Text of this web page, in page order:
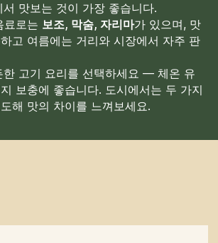
맛보는 것이 가장 좋습니다.
료로는 보조, 막숨, 자리마가 있으며, 맛
고 여름에는 거리와 시장에서 자주 판
한 고기 요리를 선택하세요 — 체온 유
보충에 좋습니다. 도시에서는 두 가지
해 맛의 차이를 느껴보세요.
더 많은 정보가
여 저희에게 직접